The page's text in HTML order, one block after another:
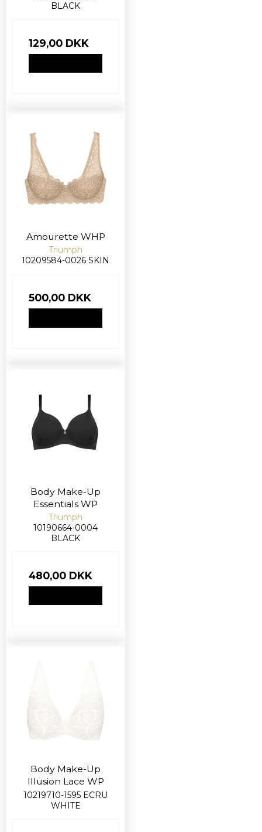
BLACK
129,00 DKK
Amourette WHP
Triumph
10209584-0026 SKIN
500,00 DKK
Body Make-Up
Essentials WP
Triumph
10190664-0004
BLACK
480,00 DKK
Body Make-Up
Illusion Lace WP
10219710-1595 ECRU
WHITE